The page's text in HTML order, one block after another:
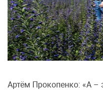
Артём Прокопенко: «А –